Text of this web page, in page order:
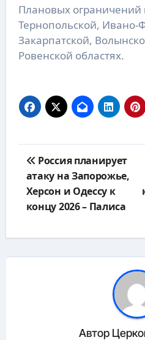
Плановых ограничений
Тернопольской, Ивано-
Закарпатской,
Ровенской областях.
по
записям
Россия планирует
атаку на Запорожье,
Херсон и Одессу к
концу 2026 – Палиса
Автор